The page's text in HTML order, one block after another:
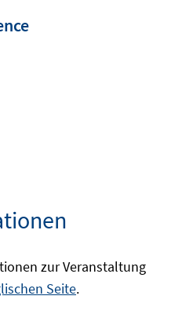
zur Veranstaltung
Seite.